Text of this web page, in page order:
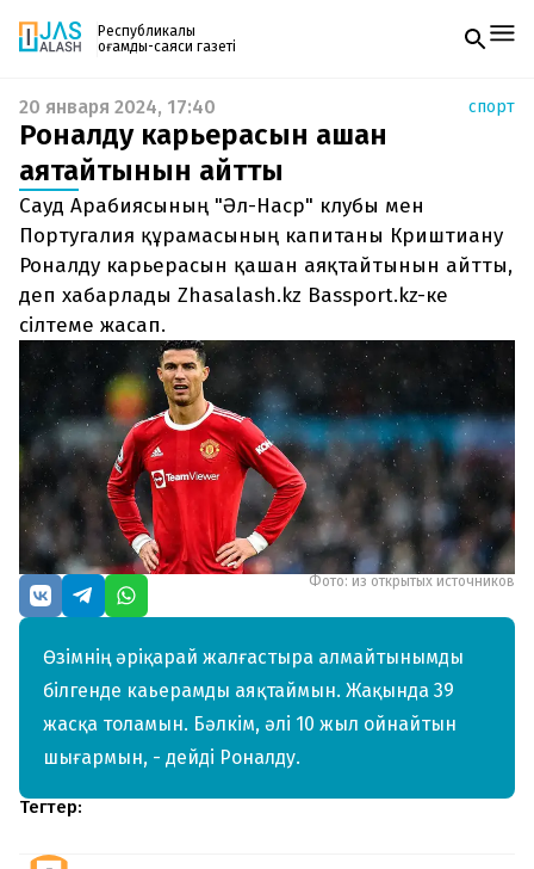
Республикалық
қоғамдық-саяси газеті
Жаңалықтар
Спорт
Live
Руханият
Аймақ
Архив
Заң және тәртіп
Редакциямен байланыс
+7 708 604 51 06
Жарнама бөлімі
+7 701 220 64 52
Пошта
zhasalash100@gmail.com
Газетке жазылу
PDF форматтағы газетті ай сайын электронды
поштаңызға алып отырыңыз. Жаңа нөмір
шыққан сәтте сізге бірден жіберіледі. Тек email
енгізіңіз, біз қалғанын өзіміз жібереміз.
20 января 2024, 17:40 спорт
Роналду карьерасын қашан
аяқтайтынын айтты
Сауд Арабиясының "Әл-Наср" клубы мен
Португалия құрамасының капитаны Криштиану
Роналду карьерасын қашан аяқтайтынын айтты,
деп хабарлады Zhasalash.kz Bassport.kz-ке
сілтеме жасап.
Фото: из открытых источников
Өзімнің әріқарай жалғастыра алмайтынымды
білгенде каьерамды аяқтаймын. Жақында 39
жасқа толамын. Бәлкім, әлі 10 жыл ойнайтын
шығармын, - дейді Роналду.
Тегтер: